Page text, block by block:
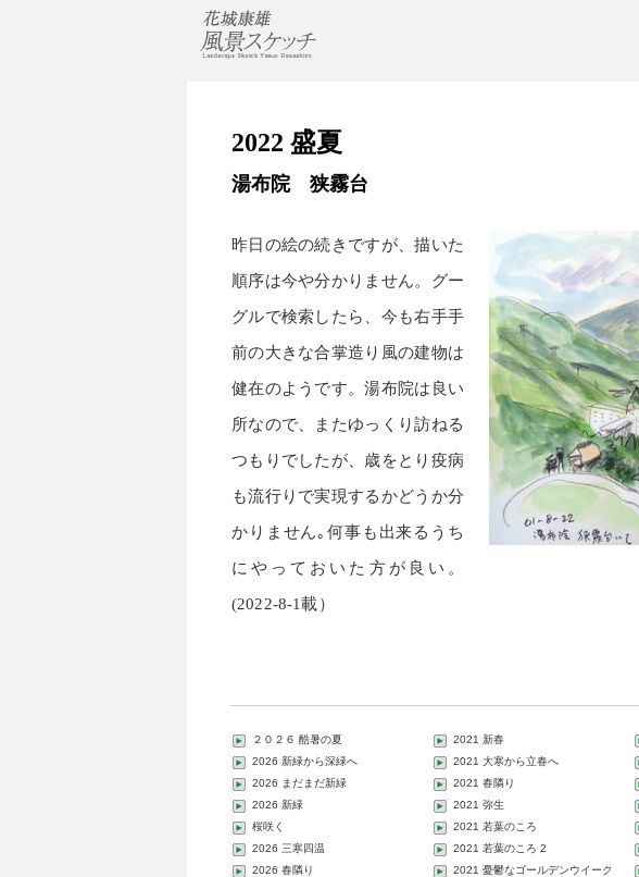
2022 盛夏
湯布院 狭霧台
昨日の絵の続きですが、描いた
順序は今や分かりません。グー
グルで検索したら、今も右手手
前の大きな合掌造り風の建物は
健在のようです。湯布院は良い
所なので、またゆっくり訪ねる
つもりでしたが、歳をとり疫病
も流行りで実現するかどうか分
かりません｡何事も出来るうち
にやっておいた方が良い。
(2022-8-1載）
２０２６ 酷暑の夏
2026 新緑から深緑へ
2026 まだまだ新緑
2026 新緑
桜咲く
2026 三寒四温
2026 春隣り
2021 新春
2021 大寒から立春へ
2021 春隣り
2021 弥生
2021 若葉のころ
2021 若葉のころ 2
2021 憂鬱なゴールデンウイーク